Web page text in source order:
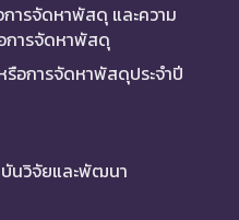
ารจัดหาพัสดุ และความ
การจัดหาพัสดุ
อการจัดหาพัสดุประจำปี
บันวิจัยและพัฒนา